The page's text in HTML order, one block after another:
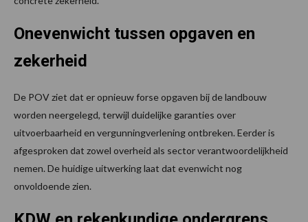
Onevenwicht tussen opgaven en
zekerheid
De POV ziet dat er opnieuw forse opgaven bij de landbouw
worden neergelegd, terwijl duidelijke garanties over
uitvoerbaarheid en vergunningverlening ontbreken. Eerder is
afgesproken dat zowel overheid als sector verantwoordelijkheid
nemen. De huidige uitwerking laat dat evenwicht nog
onvoldoende zien.